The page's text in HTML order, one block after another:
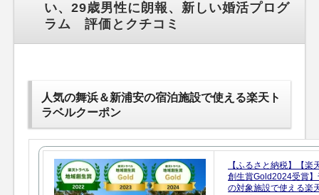
い、29歳男性に朗報、新しい婚活プログ
ラム 評価とクチコミ
人気の舞浜＆新浦安の宿泊施設で使える楽天ト
ラベルクーポン
【ふるさと納税】【楽
創生賞Gold2024受賞
の対象施設で使える楽